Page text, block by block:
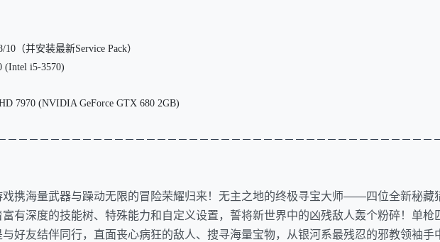
（并安装最新Service Pack）
(Intel i5-3570)
7970 (NVIDIA GeForce GTX 680 2GB)
－－－－－－－－－－－－－－－－－－－－－ －－－－－ －－－－－ －－－－－ －－－－
戏携海量武器与躁动无限的冒险荣耀归来！无主之地的终极寻宝大师——四位全新秘藏
有深度的技能树、特殊能力和自定义设置，誓将新世界中的凶残敌人轰个粉碎！单枪
好友结伴同行，直面丧心病狂的敌人、搜寻海量宝物，从银河系最残忍的邪教领袖手